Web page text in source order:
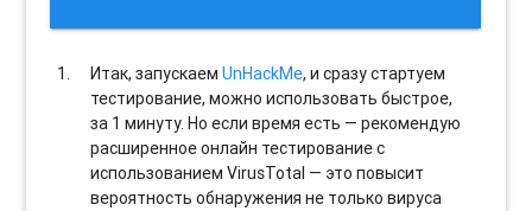
Итак, запускаемUnHackMe, и сразу стартуем
тестирование, можно использовать быстрое,
за 1 минуту. Но если время есть — рекомендую
расширенное онлайн тестирование с
использованием VirusTotal — это повысит
вероятность обнаружения не только вируса